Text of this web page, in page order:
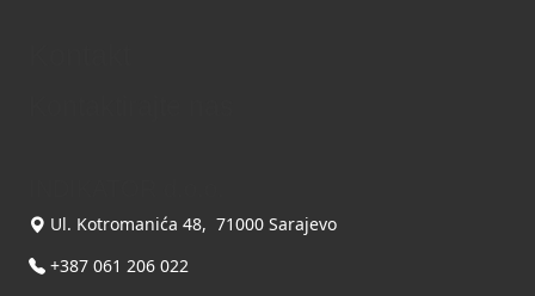
Ul. Kotromanića 48, 71000 Sarajevo
+387 061 206 022